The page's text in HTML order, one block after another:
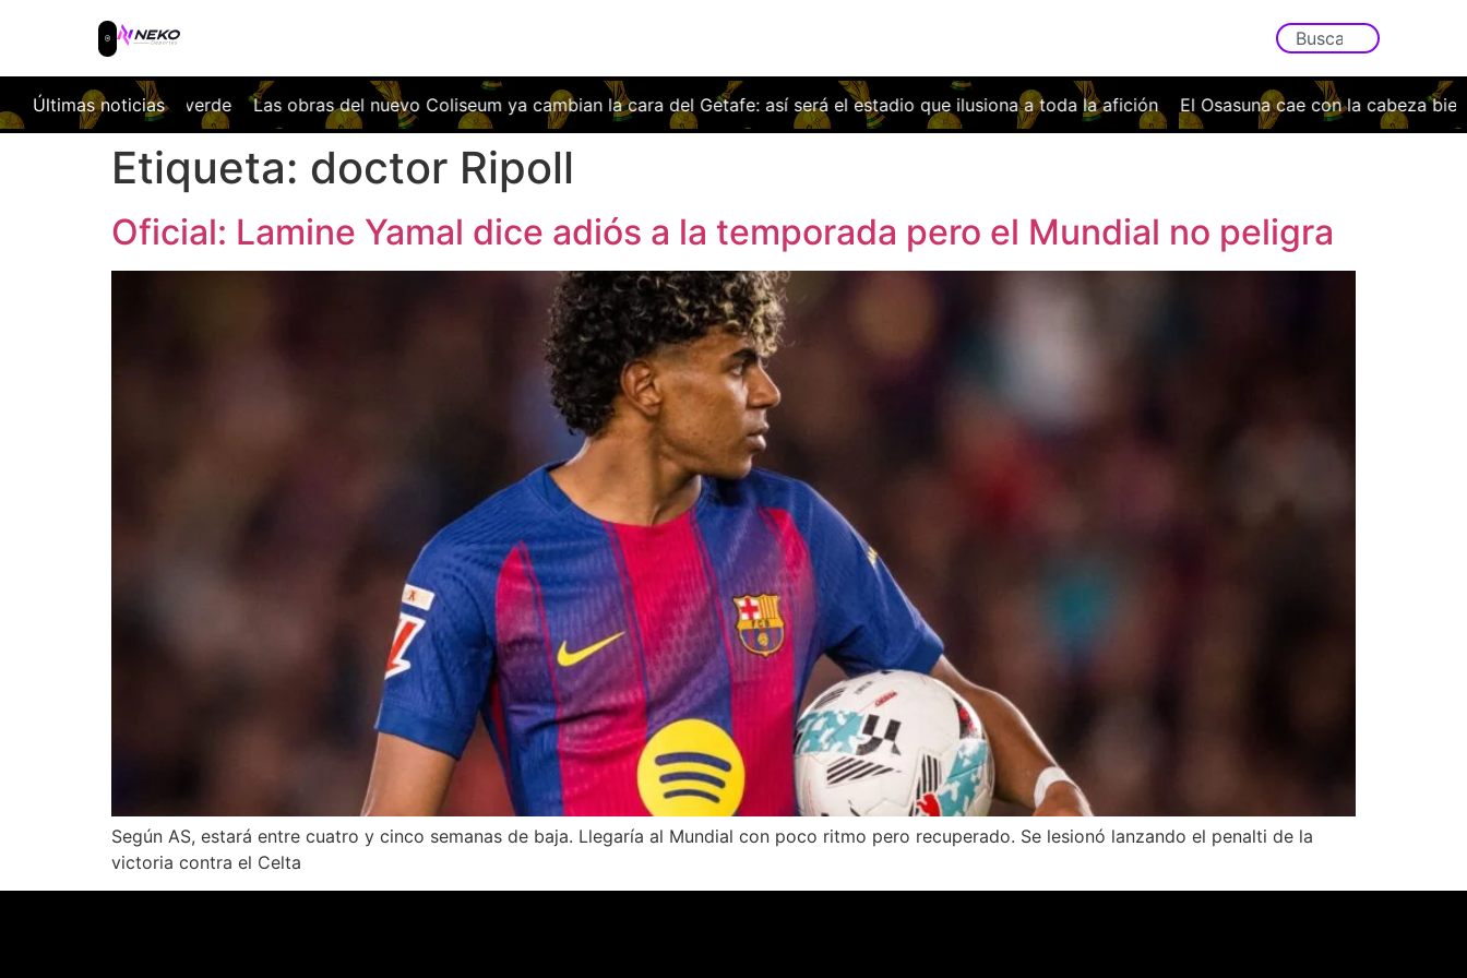
Últimas noticias
franjiverde Las obras del nuevo Coliseum ya cambian la cara del Getafe: así será el estadio que ilusiona a toda la afición El Osasuna cae con la cabeza bien alta
Etiqueta: doctor Ripoll
Oficial: Lamine Yamal dice adiós a la temporada pero el Mundial no peligra
Según AS, estará entre cuatro y cinco semanas de baja. Llegaría al Mundial con poco ritmo pero recuperado. Se lesionó lanzando el penalti de la
victoria contra el Celta